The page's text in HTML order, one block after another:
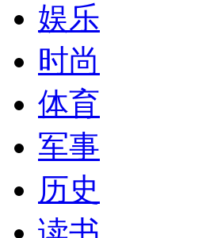
娱乐
时尚
体育
军事
历史